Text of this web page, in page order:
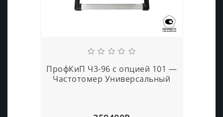
ПрофКиП Ч3-96 с опцией 101 —
Частотомер Универсальный